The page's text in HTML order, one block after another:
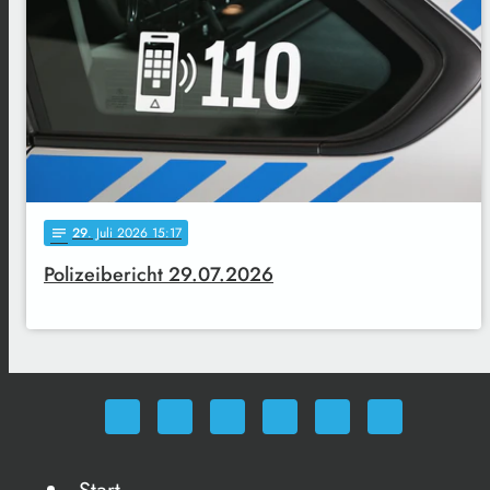
notes 29. Juli 2026 15:17
Polizeibericht 29.07.2026